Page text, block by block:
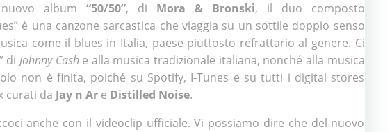
album “50/50”, di Mora & Bronski, il duo composto
è una canzone sarcastica che viaggia su un sottile doppio senso
come il blues in Italia, paese piuttosto refrattario al genere. Ci
di Johnny Cashe alla musica tradizionale italiana, nonché alla musica
non è finita, poiché su Spotify, I-Tunes e su tutti i digital stores
curati da Jay n Ar e Distilled Noise.
anche con il videoclip ufficiale. Vi possiamo dire che del nuovo